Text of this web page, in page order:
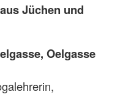
Jüchen und
Oelgasse